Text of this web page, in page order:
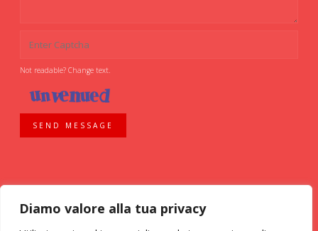
Diamo valore alla tua privacy
Not readable? Change text.
SEND MESSAGE